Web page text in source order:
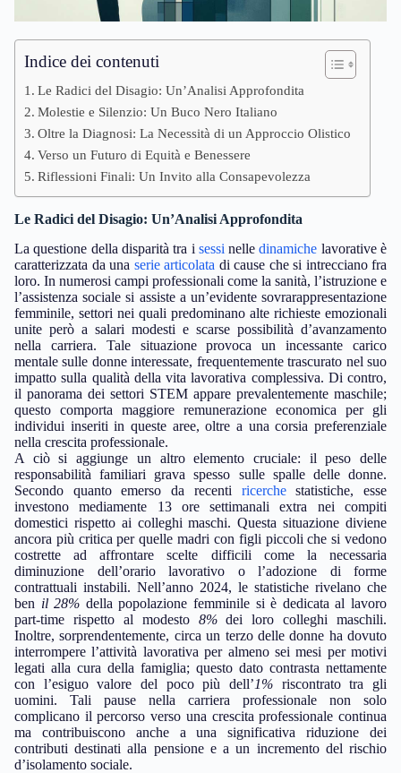
Indice dei contenuti
Le Radici del Disagio: Un’Analisi Approfondita
Molestie e Silenzio: Un Buco Nero Italiano
Oltre la Diagnosi: La Necessità di un Approccio Olistico
Verso un Futuro di Equità e Benessere
Riflessioni Finali: Un Invito alla Consapevolezza
Le Radici del Disagio: Un’Analisi Approfondita
La questione della disparità tra i sessi nelledinamiche lavorative è
caratterizzata da una serie articolata di cause che si intrecciano fra
loro. In numerosi campi professionali come la sanità, l’istruzione e
l’assistenza sociale si assiste a un’evidente sovrarappresentazione
femminile, settori nei quali predominano alte richieste emozionali
unite però a salari modesti e scarse possibilità d’avanzamento
nella carriera. Tale situazione provoca un incessante carico
mentale sulle donne interessate, frequentemente trascurato nel suo
impatto sulla qualità della vita lavorativa complessiva. Di contro,
il panorama dei settori STEM appare prevalentemente maschile;
questo comporta maggiore remunerazione economica per gli
individui inseriti in queste aree, oltre a una corsia preferenziale
nella crescita professionale.
A ciò si aggiunge un altro elemento cruciale: il peso delle
responsabilità familiari grava spesso sulle spalle delle donne.
Secondo quanto emerso da recenti ricerchestatistiche, esse
investono mediamente 13 ore settimanali extra nei compiti
domestici rispetto ai colleghi maschi. Questa situazione diviene
ancora più critica per quelle madri con figli piccoli che si vedono
costrette ad affrontare scelte difficili come la necessaria
diminuzione dell’orario lavorativo o l’adozione di forme
contrattuali instabili. Nell’anno 2024, le statistiche rivelano che
ben il 28% della popolazione femminile si è dedicata al lavoro
part-time rispetto al modesto 8%dei loro colleghi maschili.
Inoltre, sorprendentemente, circa un terzo delle donne ha dovuto
interrompere l’attività lavorativa per almeno sei mesi per motivi
legati alla cura della famiglia; questo dato contrasta nettamente
con l’esiguo valore del poco più dell’1% riscontrato tra gli
uomini. Tali pause nella carriera professionale non solo
complicano il percorso verso una crescita professionale continua
ma contribuiscono anche a una significativa riduzione dei
contributi destinati alla pensione e a un incremento del rischio
d’isolamento sociale.